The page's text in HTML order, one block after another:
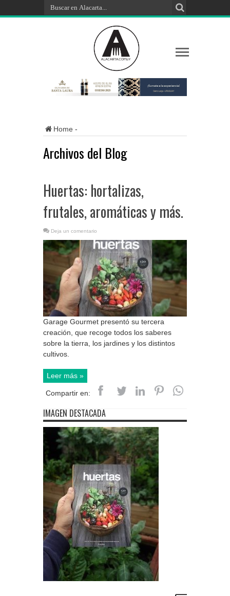
Home -
Archivos del Blog
Huertas: hortalizas,
frutales, aromáticas y más.
Deja un comentario
Garage Gourmet presentó su tercera
creación, que recoge todos los saberes
sobre la tierra, los jardines y los distintos
cultivos.
Leer más »
Compartir en:
IMAGEN DESTACADA